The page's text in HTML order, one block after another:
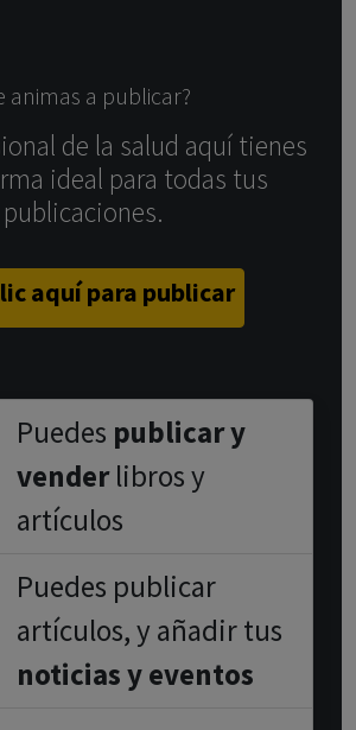
animas a publicar?
de la salud aquí tienes
ideal para todas tus
publicaciones.
aquí para publicar
Puedes publicar y
venderlibros y
artículos
Puedes publicar
artículos, y añadir tus
noticias y eventos